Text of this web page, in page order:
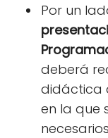
Por un
deberá
didáctica
en la que